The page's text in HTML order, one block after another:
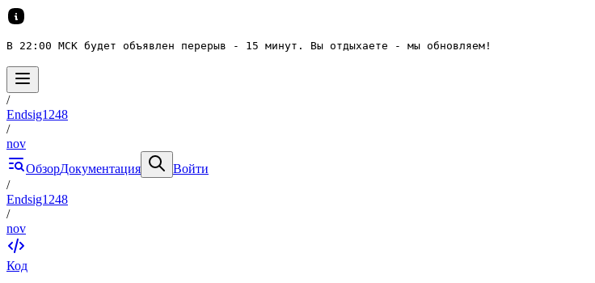
В 22:00 МСК будет объявлен перерыв - 15 минут. Вы отдыхаете - мы обновляем!
/
Endsig1248
/
nov
ОбзорДокументация
Войти
/
Endsig1248
/
nov
Код